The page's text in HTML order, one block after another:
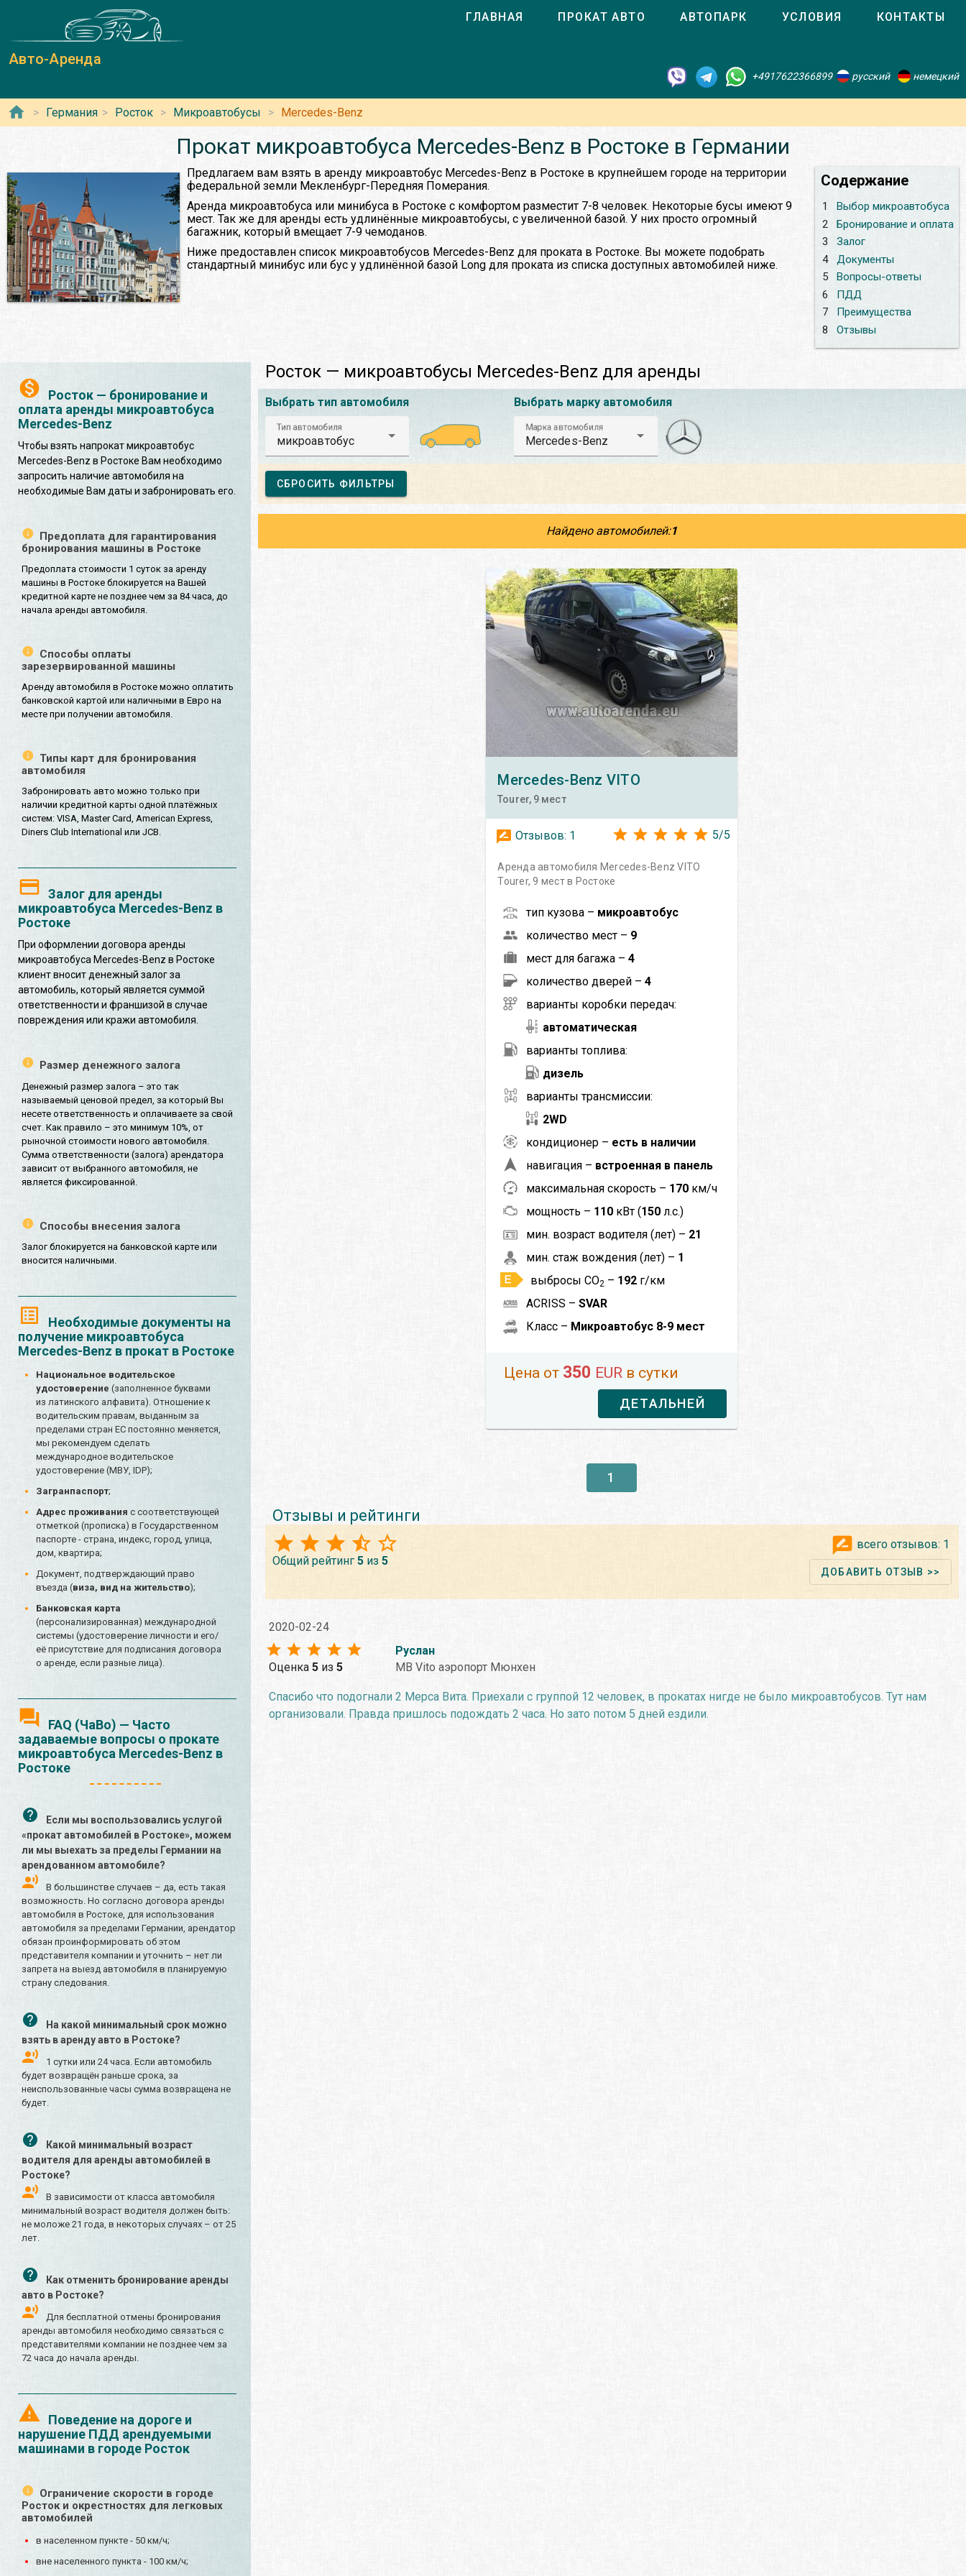
Авто-Аренда
ГЛАВНАЯ ПРОКАТ АВТО АВТОПАРК УСЛОВИЯ КОНТАКТЫ
+4917622366899 русский немецкий
Германия Росток Микроавтобусы Mercedes-Benz
Прокат микроавтобуса Mercedes-Benz в Ростоке в Германии
Содержание
1
Выбор микроавтобуса
2
Бронирование и оплата
3
Залог
4
Документы
5
Вопросы-ответы
6
ПДД
7
Преимущества
8
Отзывы
Предлагаем вам взять в аренду микроавтобус Mercedes-Benz в Ростоке в крупнейшем городе на территории
федеральной земли Мекленбург-Передняя Померания.
Аренда микроавтобуса или минибуса в Ростоке с комфортом разместит 7-8 человек. Некоторые бусы имеют 9
мест. Так же для аренды есть удлинённые микроавтобусы, с увеличенной базой. У них просто огромный
багажник, который вмещает 7-9 чемоданов.
Ниже предоставлен список микроавтобусов Mercedes-Benz для проката в Ростоке. Вы можете подобрать
стандартный минибус или бус у удлинённой базой Long для проката из списка доступных автомобилей ниже.
Росток — бронирование и
оплата аренды микроавтобуса
Mercedes-Benz
Чтобы взять напрокат микроавтобус
Mercedes-Benz в Ростоке Вам необходимо
запросить наличие автомобиля на
необходимые Вам даты и забронировать его.
Предоплата для гарантирования
бронирования машины в Ростоке
Предоплата стоимости 1 суток за аренду
машины в Ростоке блокируется на Вашей
кредитной карте не позднее чем за 84 часа, до
начала аренды автомобиля.
Способы оплаты
зарезервированной машины
Аренду автомобиля в Ростоке можно оплатить
банковской картой или наличными в Евро на
месте при получении автомобиля.
Типы карт для бронирования
автомобиля
Забронировать авто можно только при
наличии кредитной карты одной платёжных
систем: VISA, Master Card, American Express,
Diners Club International или JCB.
Залог для аренды
микроавтобуса Mercedes-Benz в
Ростоке
При оформлении договора аренды
микроавтобуса Mercedes-Benz в Ростоке
клиент вносит денежный залог за
автомобиль, который является суммой
ответственности и франшизой в случае
повреждения или кражи автомобиля.
Размер денежного залога
Денежный размер залога – это так
называемый ценовой предел, за который Вы
несете ответственность и оплачиваете за свой
счет. Как правило – это минимум 10%, от
рыночной стоимости нового автомобиля.
Сумма ответственности (залога) арендатора
зависит от выбранного автомобиля, не
является фиксированной.
Способы внесения залога
Залог блокируется на банковской карте или
вносится наличными.
Необходимые документы на
получение микроавтобуса
Mercedes-Benz в прокат в Ростоке
Национальное водительское
удостоверение (заполненное буквами
из латинского алфавита). Отношение к
водительским правам, выданным за
пределами стран ЕС постоянно меняется,
мы рекомендуем сделать
международное водительское
удостоверение (МВУ, IDP);
Загранпаспорт;
Адрес проживания с соответствующей
отметкой (прописка) в Государственном
паспорте - страна, индекс, город, улица,
дом, квартира;
Документ, подтверждающий право
въезда (виза, вид на жительство);
Банковская карта
(персонализированная) международной
системы (удостоверение личности и его/
её присутствие для подписания договора
о аренде, если разные лица).
FAQ (ЧаВо) — Часто
задаваемые вопросы о прокате
микроавтобуса Mercedes-Benz в
Ростоке
Если мы воспользовались услугой
«прокат автомобилей в Ростоке», можем
ли мы выехать за пределы Германии на
арендованном автомобиле?
В большинстве случаев – да, есть такая
возможность. Но согласно договора аренды
автомобиля в Ростоке, для использования
автомобиля за пределами Германии, арендатор
обязан проинформировать об этом
представителя компании и уточнить – нет ли
запрета на выезд автомобиля в планируемую
страну следования.
На какой минимальный срок можно
взять в аренду авто в Ростоке?
1 сутки или 24 часа. Если автомобиль
будет возвращён раньше срока, за
неиспользованные часы сумма возвращена не
будет.
Какой минимальный возраст
водителя для аренды автомобилей в
Ростоке?
В зависимости от класса автомобиля
минимальный возраст водителя должен быть:
не моложе 21 года, в некоторых случаях – от 25
лет.
Как отменить бронирование аренды
авто в Ростоке?
Для бесплатной отмены бронирования
аренды автомобиля необходимо связаться с
представителями компании не позднее чем за
72 часа до начала аренды.
Поведение на дороге и
нарушение ПДД арендуемыми
машинами в городе Росток
Ограничение скорости в городе
Росток и окрестностях для легковых
автомобилей
в населенном пункте - 50 км/ч;
вне населенного пункта - 100 км/ч;
Росток — микроавтобусы Mercedes-Benz для аренды
Выбрать тип автомобиля
Тип автомобиля
микроавтобус
Выбрать марку автомобиля
Марка автомобиля
Mercedes-Benz
СБРОСИТЬ ФИЛЬТРЫ
Найдено автомобилей:1
Mercedes-Benz VITO
Tourer, 9 мест
Отзывов: 1 5/5
Аренда автомобиля Mercedes-Benz VITO
Tourer, 9 мест в Ростоке
тип кузова – микроавтобус
количество мест – 9
мест для багажа –4
количество дверей –4
варианты коробки передач:
автоматическая
варианты топлива:
дизель
варианты трансмиссии:
2WD
кондиционер – есть в наличии
навигация – встроенная в панель
максимальная скорость – 170 км/ч
мощность – 110 кВт (150 л.с.)
мин. возраст водителя (лет) – 21
мин. стаж вождения (лет) – 1
выбросы CO2 – 192 г/км
ACRISS –SVAR
Класс – Микроавтобус 8-9 мест
Цена от 350 EUR в сутки
ДЕТАЛЬНЕЙ
1
Отзывы и рейтинги
Общий рейтинг 5из 5
всего отзывов: 1
ДОБАВИТЬ ОТЗЫВ >>
2020-02-24
Оценка 5из 5
Руслан
MB Vito аэропорт Мюнхен
Спасибо что подогнали 2 Мерса Вита. Приехали с группой 12 человек, в прокатах нигде не было микроавтобусов. Тут нам
организовали. Правда пришлось подождать 2 часа. Но зато потом 5 дней ездили.